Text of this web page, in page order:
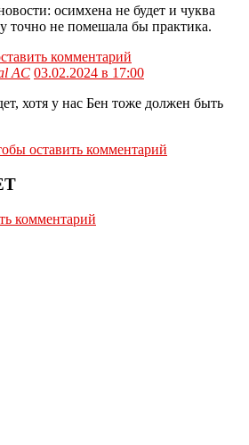
осимхена не будет и чуква
точно не помешала бы практика.
комментарий
AC 03.02.2024 в 17:00
хотя у нас Бен тоже должен быть
оставить комментарий
комментарий